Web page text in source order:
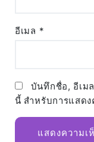
อีเมล *
บันทึกชื่อ, อีเม
นี้ สำหรับการแสด